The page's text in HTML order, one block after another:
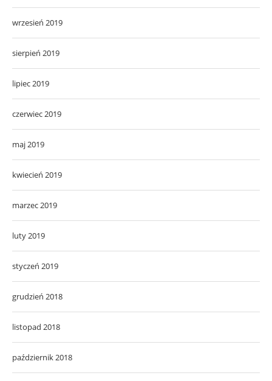
wrzesień 2019
sierpień 2019
lipiec 2019
czerwiec 2019
maj 2019
kwiecień 2019
marzec 2019
luty 2019
styczeń 2019
grudzień 2018
listopad 2018
październik 2018